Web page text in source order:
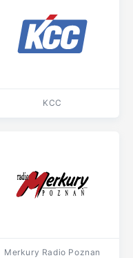
KCC
Merkury Radio Poznan